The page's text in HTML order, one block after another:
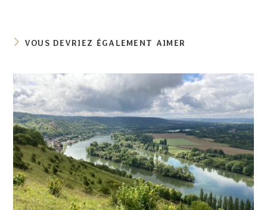
VOUS DEVRIEZ ÉGALEMENT AIMER